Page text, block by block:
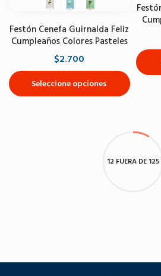
Festón Cenefa Guirnalda Feliz
Cumpleaños Colores Pasteles
$2.700
Seleccione opciones
12 FUERA DE 125